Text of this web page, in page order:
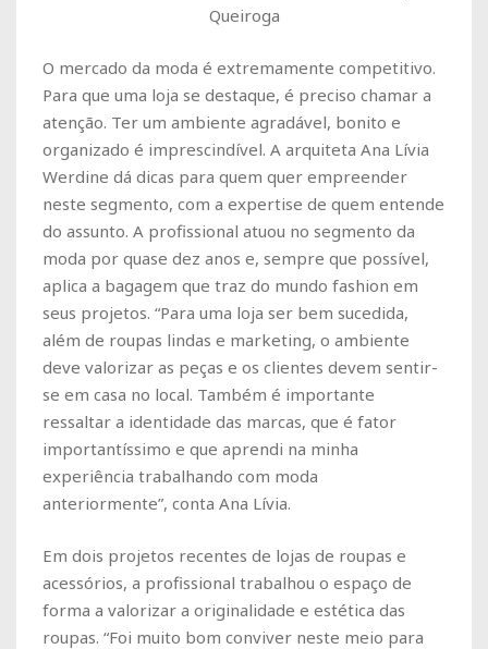
Queiroga
O mercado da moda é extremamente competitivo.
Para que uma loja se destaque, é preciso chamar a
atenção. Ter um ambiente agradável, bonito e
organizado é imprescindível. A arquiteta Ana Lívia
Werdine dá dicas para quem quer empreender
neste segmento, com a expertise de quem entende
do assunto. A profissional atuou no segmento da
moda por quase dez anos e, sempre que possível,
aplica a bagagem que traz do mundo fashion em
seus projetos. “Para uma loja ser bem sucedida,
além de roupas lindas e marketing, o ambiente
deve valorizar as peças e os clientes devem sentir-
se em casa no local. Também é importante
ressaltar a identidade das marcas, que é fator
importantíssimo e que aprendi na minha
experiência trabalhando com moda
anteriormente”, conta Ana Lívia.
Em dois projetos recentes de lojas de roupas e
acessórios, a profissional trabalhou o espaço de
forma a valorizar a originalidade e estética das
roupas. “Foi muito bom conviver neste meio para